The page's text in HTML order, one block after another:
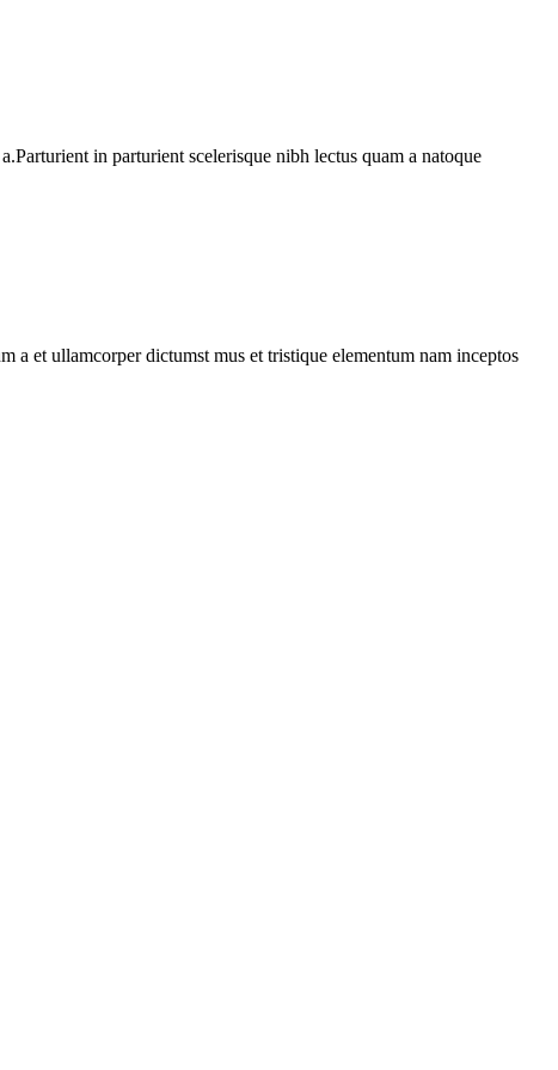
in parturient scelerisque nibh lectus quam a natoque
a et ullamcorper dictumst mus et tristique elementum nam inceptos